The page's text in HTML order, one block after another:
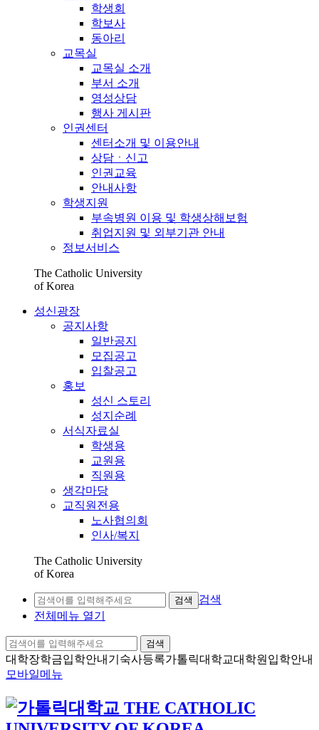
학생회
학보사
동아리
교목실
교목실 소개
부서 소개
영성상담
행사 게시판
인권센터
센터소개 및 이용안내
상담ㆍ신고
인권교육
안내사항
학생지원
부속병원 이용 및 학생상해보험
취업지원 및 외부기관 안내
정보서비스
The Catholic University
of Korea
성신광장
공지사항
일반공지
모집공고
입찰공고
홍보
성신 스토리
성지순례
서식자료실
학생용
교원용
직원용
생각마당
교직원전용
노사협의회
인사/복지
The Catholic University
of Korea
검색
검색
전체메뉴 열기
검색
대학장학금입학안내 기숙사등록가톨릭대학교대학원입학안내
모바일메뉴